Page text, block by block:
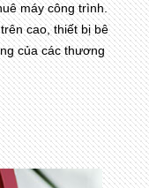
máy công trình.
cao, thiết bị bê
của các thương